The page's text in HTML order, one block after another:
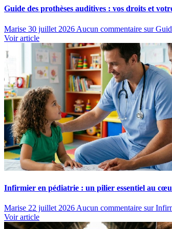
Guide des prothèses auditives : vos droits et
Marise 30 juillet 2026 Aucun commentaire sur
Voir article
Infirmier en pédiatrie : un pilier essentiel au
Marise 22 juillet 2026 Aucun commentaire sur
Voir article